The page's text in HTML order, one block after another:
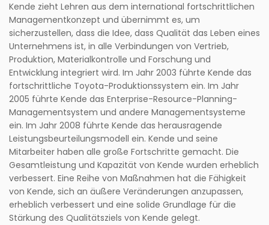
Kende zieht Lehren aus dem international fortschrittlichen
Managementkonzept und übernimmt es, um
sicherzustellen, dass die Idee, dass Qualität das Leben eines
Unternehmens ist, in alle Verbindungen von Vertrieb,
Produktion, Materialkontrolle und Forschung und
Entwicklung integriert wird. Im Jahr 2003 führte Kende das
fortschrittliche Toyota-Produktionssystem ein. Im Jahr
2005 führte Kende das Enterprise-Resource-Planning-
Managementsystem und andere Managementsysteme
ein. Im Jahr 2008 führte Kende das herausragende
Leistungsbeurteilungsmodell ein. Kende und seine
Mitarbeiter haben alle große Fortschritte gemacht. Die
Gesamtleistung und Kapazität von Kende wurden erheblich
verbessert. Eine Reihe von Maßnahmen hat die Fähigkeit
von Kende, sich an äußere Veränderungen anzupassen,
erheblich verbessert und eine solide Grundlage für die
Stärkung des Qualitätsziels von Kende gelegt.